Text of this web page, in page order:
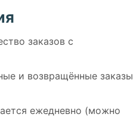
заказов с
и возвращённые заказы
ежедневно (можно